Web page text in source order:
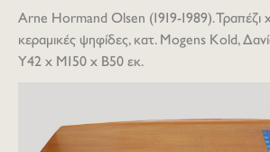
Arne Hormand Olsen (1919-
κεραμικές ψηφίδες, κατ. Mogens Kold,
Y42 x M150 x B50 εκ.